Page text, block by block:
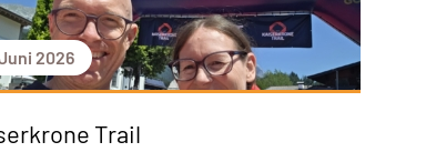
2026
Trail